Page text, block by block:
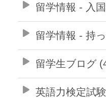
留学情報 - 入
留学情報 - 持
留学生ブログ
英語力検定試